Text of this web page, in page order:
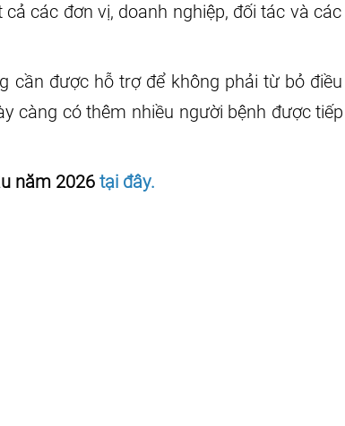
các đơn vị, doanh nghiệp, đối tác và
cần được hỗ trợ để không phải từ bỏ
càng có thêm nhiều người bệnh được
năm 2026 tại đây.